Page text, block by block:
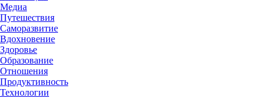
Медиа
Путешествия
Саморазвитие
Вдохновение
Здоровье
Образование
Отношения
Продуктивность
Технологии